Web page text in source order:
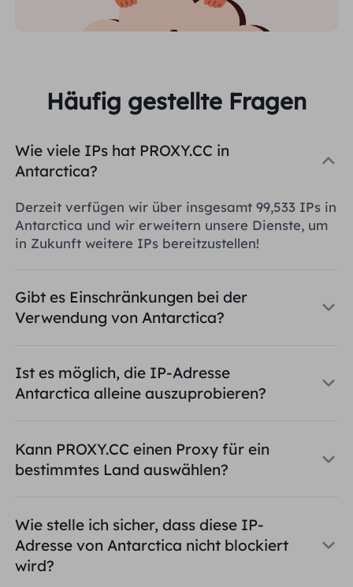
Häufig gestellte Fragen
Wie viele IPs hat PROXY.CC in
Antarctica?
Derzeit verfügen wir über insgesamt 99,533 IPs in
Antarctica und wir erweitern unsere Dienste, um
in Zukunft weitere IPs bereitzustellen!
Gibt es Einschränkungen bei der
Verwendung von Antarctica?
Ist es möglich, die IP-Adresse
Antarctica alleine auszuprobieren?
Kann PROXY.CC einen Proxy für ein
bestimmtes Land auswählen?
Wie stelle ich sicher, dass diese IP-
Adresse von Antarctica nicht blockiert
wird?